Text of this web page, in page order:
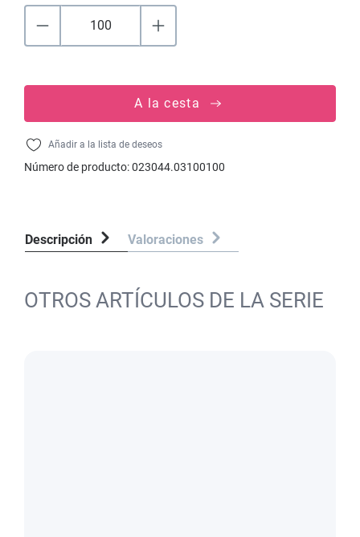
A la cesta
Añadir a la lista de deseos
Número de producto:023044.03100100
Descripción Valoraciones
OTROS ARTÍCULOS DE LA SERIE